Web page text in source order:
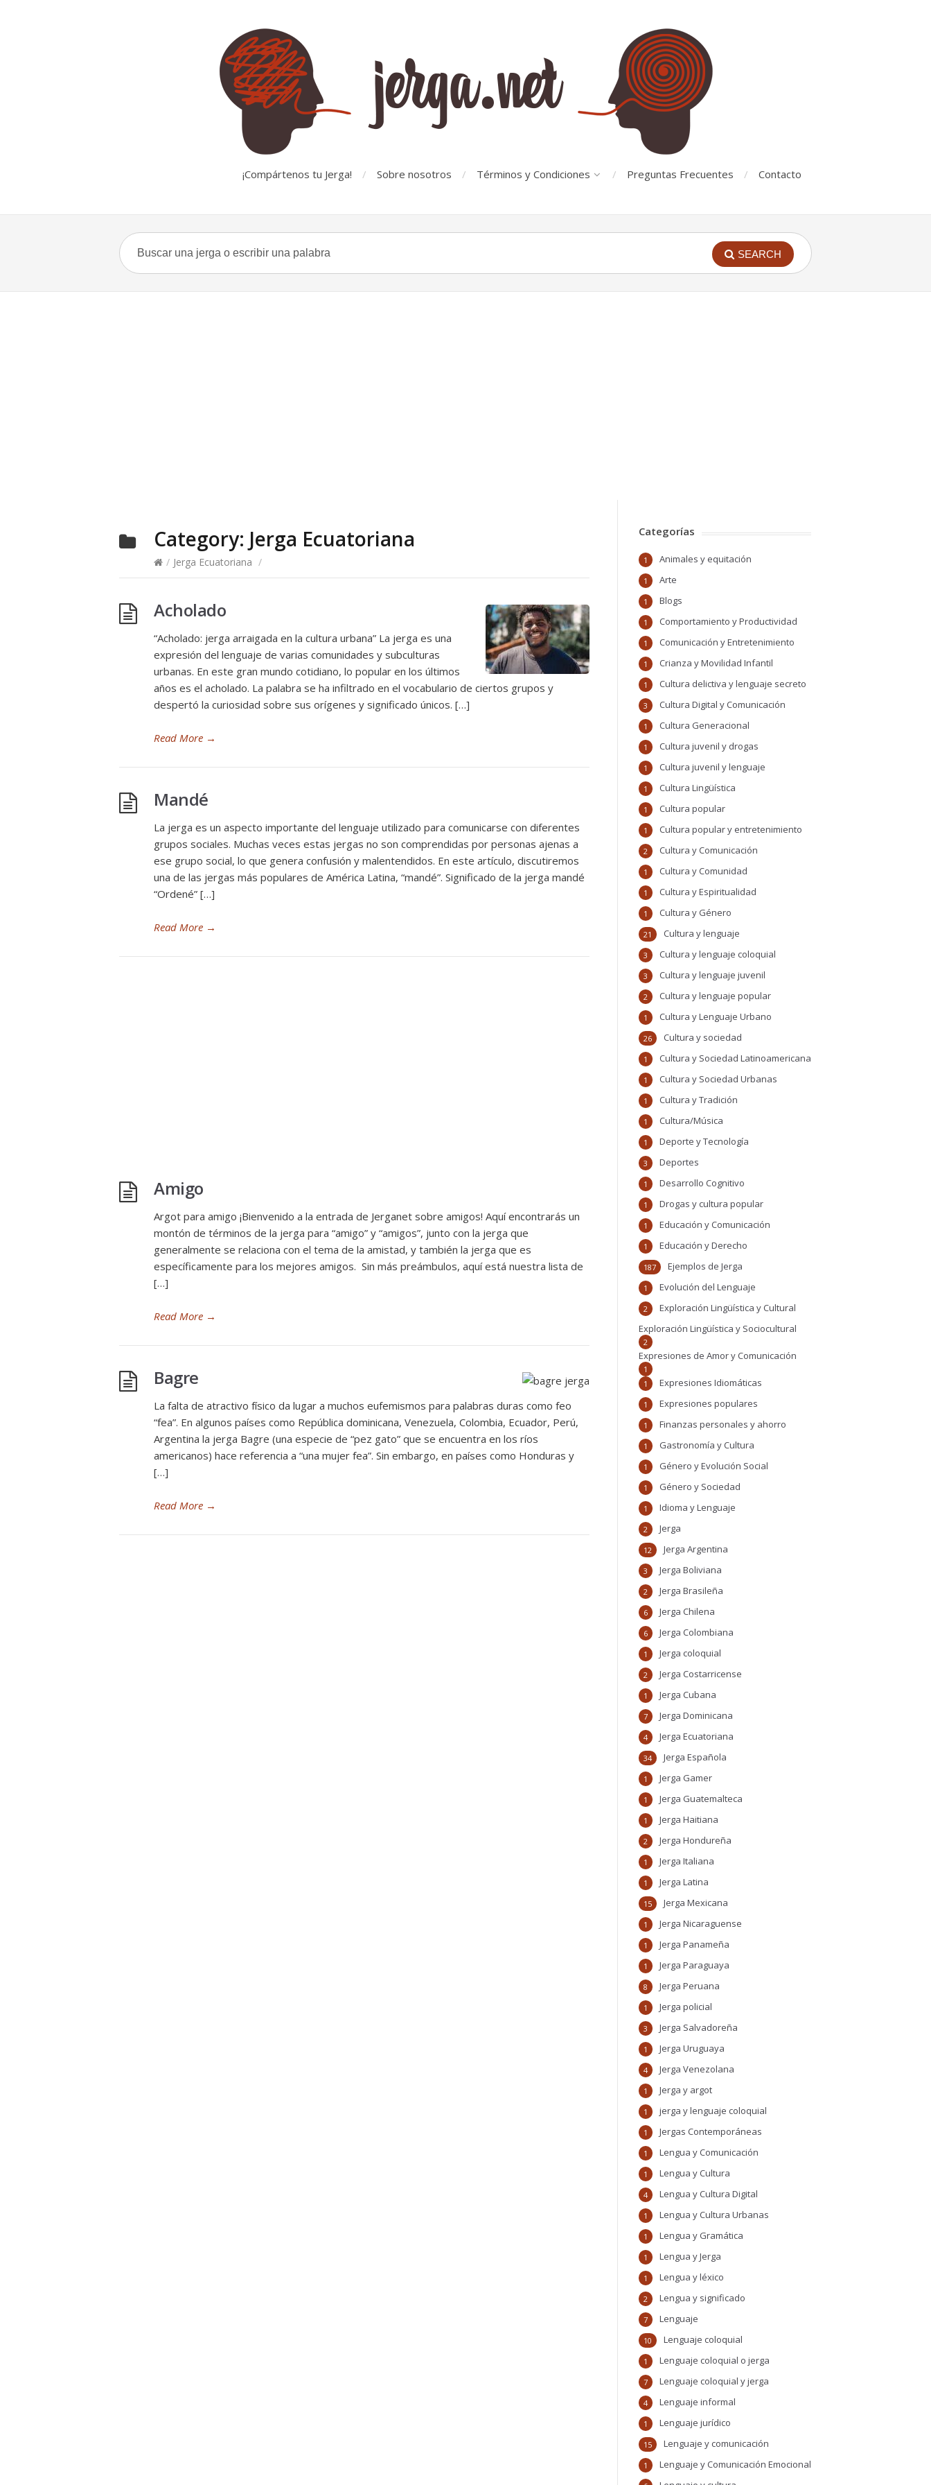
¡Compártenos tu Jerga! Sobre nosotros Términos y Condiciones Preguntas Frecuentes Contacto
SEARCH
Category: Jerga Ecuatoriana
/ Jerga Ecuatoriana /
Acholado
“Acholado: jerga arraigada en la cultura urbana” La jerga es una
expresión del lenguaje de varias comunidades y subculturas
urbanas. En este gran mundo cotidiano, lo popular en los últimos
años es el acholado. La palabra se ha infiltrado en el vocabulario de ciertos grupos y
despertó la curiosidad sobre sus orígenes y significado únicos. […]
Read More →
Mandé
La jerga es un aspecto importante del lenguaje utilizado para comunicarse con diferentes
grupos sociales. Muchas veces estas jergas no son comprendidas por personas ajenas a
ese grupo social, lo que genera confusión y malentendidos. En este artículo, discutiremos
una de las jergas más populares de América Latina, “mandé”. Significado de la jerga mandé
“Ordené” […]
Read More →
Amigo
Argot para amigo ¡Bienvenido a la entrada de Jerganet sobre amigos! Aquí encontrarás un
montón de términos de la jerga para “amigo” y “amigos”, junto con la jerga que
generalmente se relaciona con el tema de la amistad, y también la jerga que es
específicamente para los mejores amigos. Sin más preámbulos, aquí está nuestra lista de
[…]
Read More →
Bagre
La falta de atractivo físico da lugar a muchos eufemismos para palabras duras como feo
“fea”. En algunos países como República dominicana, Venezuela, Colombia, Ecuador, Perú,
Argentina la jerga Bagre (una especie de “pez gato” que se encuentra en los ríos
americanos) hace referencia a “una mujer fea”. Sin embargo, en países como Honduras y
[…]
Read More →
Categorías
Animales y equitación
1
Arte
1
Blogs
1
Comportamiento y Productividad
1
Comunicación y Entretenimiento
1
Crianza y Movilidad Infantil
1
Cultura delictiva y lenguaje secreto
1
Cultura Digital y Comunicación
3
Cultura Generacional
1
Cultura juvenil y drogas
1
Cultura juvenil y lenguaje
1
Cultura Lingüística
1
Cultura popular
1
Cultura popular y entretenimiento
1
Cultura y Comunicación
2
Cultura y Comunidad
1
Cultura y Espiritualidad
1
Cultura y Género
1
Cultura y lenguaje
21
Cultura y lenguaje coloquial
3
Cultura y lenguaje juvenil
3
Cultura y lenguaje popular
2
Cultura y Lenguaje Urbano
1
Cultura y sociedad
26
Cultura y Sociedad Latinoamericana
1
Cultura y Sociedad Urbanas
1
Cultura y Tradición
1
Cultura/Música
1
Deporte y Tecnología
1
Deportes
3
Desarrollo Cognitivo
1
Drogas y cultura popular
1
Educación y Comunicación
1
Educación y Derecho
1
Ejemplos de Jerga
187
Evolución del Lenguaje
1
Exploración Lingüística y Cultural
2
Exploración Lingüística y Sociocultural
2
Expresiones de Amor y Comunicación
1
Expresiones Idiomáticas
1
Expresiones populares
1
Finanzas personales y ahorro
1
Gastronomía y Cultura
1
Género y Evolución Social
1
Género y Sociedad
1
Idioma y Lenguaje
1
Jerga
2
Jerga Argentina
12
Jerga Boliviana
3
Jerga Brasileña
2
Jerga Chilena
6
Jerga Colombiana
6
Jerga coloquial
1
Jerga Costarricense
2
Jerga Cubana
1
Jerga Dominicana
7
Jerga Ecuatoriana
4
Jerga Española
34
Jerga Gamer
1
Jerga Guatemalteca
1
Jerga Haitiana
1
Jerga Hondureña
2
Jerga Italiana
1
Jerga Latina
1
Jerga Mexicana
15
Jerga Nicaraguense
1
Jerga Panameña
1
Jerga Paraguaya
1
Jerga Peruana
8
Jerga policial
1
Jerga Salvadoreña
3
Jerga Uruguaya
1
Jerga Venezolana
4
Jerga y argot
1
jerga y lenguaje coloquial
1
Jergas Contemporáneas
1
Lengua y Comunicación
1
Lengua y Cultura
1
Lengua y Cultura Digital
4
Lengua y Cultura Urbanas
1
Lengua y Gramática
1
Lengua y Jerga
1
Lengua y léxico
1
Lengua y significado
2
Lenguaje
7
Lenguaje coloquial
10
Lenguaje coloquial o jerga
1
Lenguaje coloquial y jerga
7
Lenguaje informal
4
Lenguaje jurídico
1
Lenguaje y comunicación
15
Lenguaje y Comunicación Emocional
1